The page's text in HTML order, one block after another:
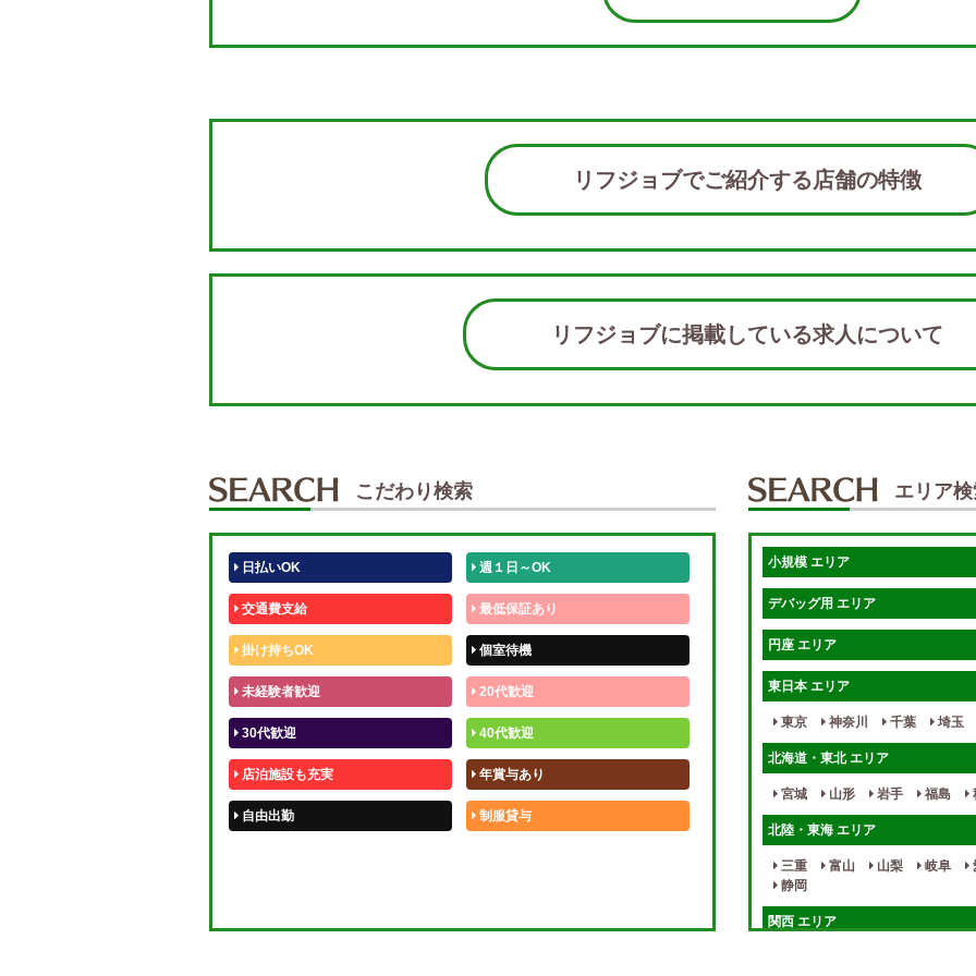
リフジョブでご紹介する店舗の特徴
リフジョブに掲載している求人につい
こだわり検索
日払いOK 週１日～OK
交通費支給 最低保証あり
掛け持ちOK 個室待機
未経験者歓迎 20代歓迎
30代歓迎 40代歓迎
店泊施設も充実 年賞与あり
自由出勤 制服貸与
エリア
小規模 エリア
デバッグ用 エリア
円座 エリア
東日本 エリア
東京 神奈川 千葉 埼玉
北海道・東北 エリア
宮城 山形 岩手 福島
北陸・東海 エリア
三重 富山 山梨 岐阜
静岡
関西 エリア